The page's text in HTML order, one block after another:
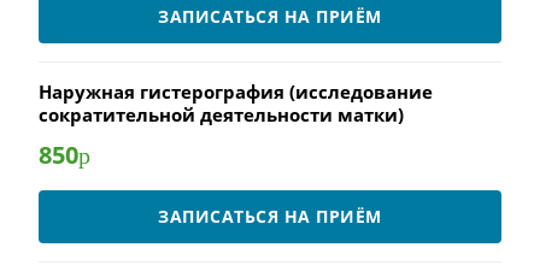
ЗАПИСАТЬСЯ НА ПРИЁМ
Наружная гистерография (исследование
сократительной деятельности матки)
850р
ЗАПИСАТЬСЯ НА ПРИЁМ